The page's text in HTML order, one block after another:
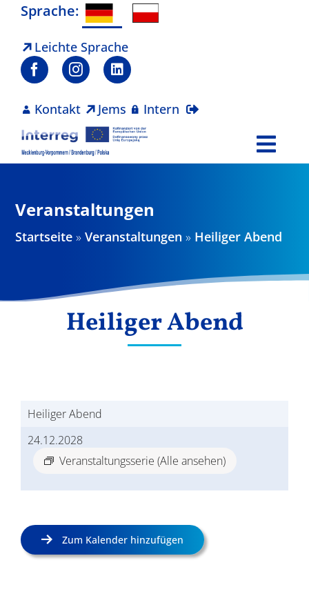
Zum
springen
Sprache:
Leichte Sprache
Kontakt Jems Intern
Projekte
Ergebnisse
Veranstaltungen
Startseite »Veranstaltungen » Heiliger Abend
Heiliger Abend
Heiliger Abend
24.12.2028
Veranstaltungsserie (Alle ansehen)
Zum Kalender hinzufügen